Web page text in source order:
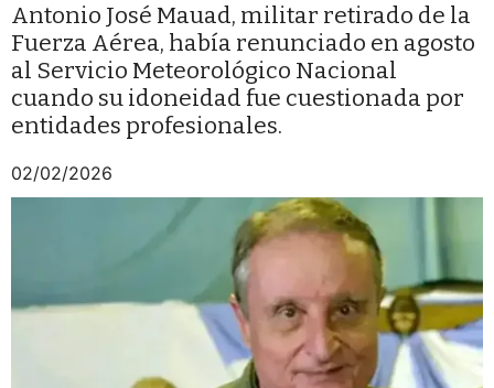
Antonio José Mauad, militar retirado de la
Fuerza Aérea, había renunciado en agosto
al Servicio Meteorológico Nacional
cuando su idoneidad fue cuestionada por
entidades profesionales.
02/02/2026